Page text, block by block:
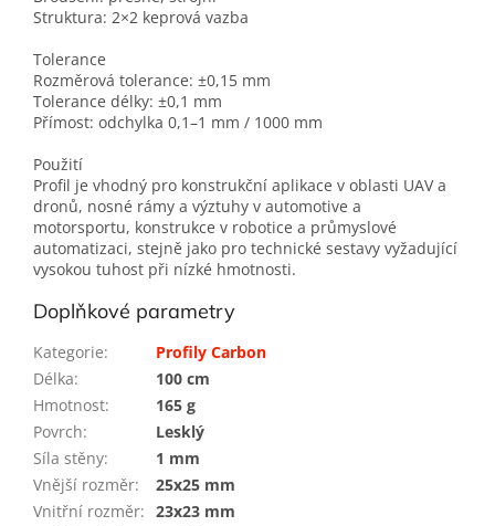
Struktura: 2×2 keprová vazba
Tolerance
Rozměrová tolerance: ±0,15 mm
Tolerance délky: ±0,1 mm
Přímost: odchylka 0,1–1 mm / 1000 mm
Použití
Profil je vhodný pro konstrukční aplikace v oblasti UAV a
dronů, nosné rámy a výztuhy v automotive a
motorsportu, konstrukce v robotice a průmyslové
automatizaci, stejně jako pro technické sestavy vyžadující
vysokou tuhost při nízké hmotnosti.
Doplňkové parametry
Kategorie:
Profily Carbon
Délka:
100 cm
Hmotnost:
165 g
Povrch:
Lesklý
Síla stěny:
1 mm
Vnější rozměr:
25x25 mm
Vnitřní rozměr: 23x23 mm